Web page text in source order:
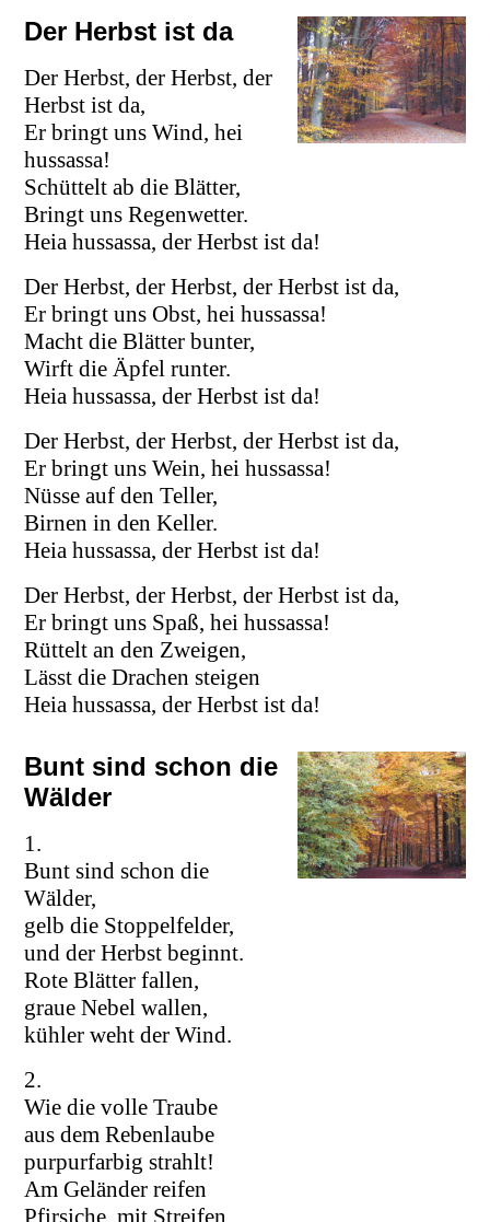
Der Herbst ist da
Der Herbst, der Herbst, der
Herbst ist da,
Er bringt uns Wind, hei
hussassa!
Schüttelt ab die Blätter,
Bringt uns Regenwetter.
Heia hussassa, der Herbst ist da!
Der Herbst, der Herbst, der Herbst ist da,
Er bringt uns Obst, hei hussassa!
Macht die Blätter bunter,
Wirft die Äpfel runter.
Heia hussassa, der Herbst ist da!
Der Herbst, der Herbst, der Herbst ist da,
Er bringt uns Wein, hei hussassa!
Nüsse auf den Teller,
Birnen in den Keller.
Heia hussassa, der Herbst ist da!
Der Herbst, der Herbst, der Herbst ist da,
Er bringt uns Spaß, hei hussassa!
Rüttelt an den Zweigen,
Lässt die Drachen steigen
Heia hussassa, der Herbst ist da!
Bunt sind schon die
Wälder
1.
Bunt sind schon die
Wälder,
gelb die Stoppelfelder,
und der Herbst beginnt.
Rote Blätter fallen,
graue Nebel wallen,
kühler weht der Wind.
2.
Wie die volle Traube
aus dem Rebenlaube
purpurfarbig strahlt!
Am Geländer reifen
Pfirsiche, mit Streifen